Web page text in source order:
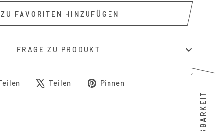
ZU FAVORITEN HINZUFÜGEN
FRAGE ZU PRODUKT
Auf
Teilen
Auf
Pinnen